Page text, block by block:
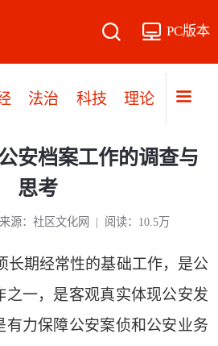
PC版本
法治 科技 理论 党建
安档案工作的调查与
思考
源：社区文化网 | 阅读：10.5万
长期经常性的基础工作，是公
之一，是客观真实体现公安发
有力保障公安案侦和公安业务